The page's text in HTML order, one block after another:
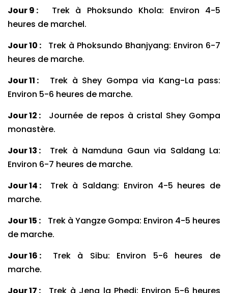
Jour 9 :
Trek à Phoksundo Khola: Environ 4-5
heures de marchel.
Jour 10 :
Trek à Phoksundo Bhanjyang: Environ 6-7
heures de marche.
Jour 11 :
Trek à Shey Gompa via Kang-La pass:
Environ 5-6 heures de marche.
Jour 12 :
Journée de repos à cristal Shey Gompa
monastère.
Jour 13 :
Trek à Namduna Gaun via Saldang La:
Environ 6-7 heures de marche.
Jour 14 :
Trek à Saldang: Environ 4-5 heures de
marche.
Jour 15 :
Trek à Yangze Gompa: Environ 4-5 heures
de marche.
Jour 16 :
Trek à Sibu: Environ 5-6 heures de
marche.